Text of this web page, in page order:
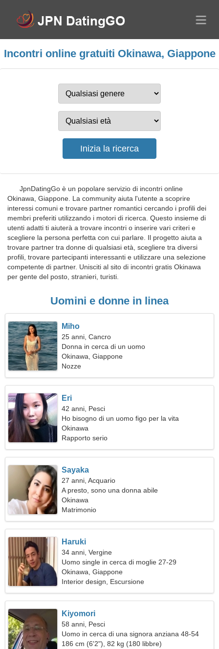
Incontri online gratuiti Okinawa, Giappone
JpnDatingGo è un popolare servizio di incontri online
Okinawa, Giappone. La community aiuta l'utente a scoprire
interessi comuni e trovare partner romantici cercando i profili dei
membri preferiti utilizzando i motori di ricerca. Questo insieme di
utenti adatti ti aiuterà a trovare incontri o inserire vari criteri e
scegliere la persona perfetta con cui parlare. Il progetto aiuta a
trovare partner tra donne di qualsiasi età, scegliere tra diversi
profili, trovare partecipanti interessanti e utilizzare una selezione
competente di partner. Unisciti al sito di incontri gratis Okinawa
per gente del posto, stranieri, turisti.
Uomini e donne in linea
Miho
25 anni, Cancro
Donna in cerca di un uomo
Okinawa, Giappone
Nozze
Eri
42 anni, Pesci
Ho bisogno di un uomo figo per la vita
Okinawa
Rapporto serio
Sayaka
27 anni, Acquario
A presto, sono una donna abile
Okinawa
Matrimonio
Haruki
34 anni, Vergine
Uomo single in cerca di moglie 27-29
Okinawa, Giappone
Interior design, Escursione
Kiyomori
58 anni, Pesci
Uomo in cerca di una signora anziana 48-54
186 cm (6'2"), 82 kg (180 libbre)